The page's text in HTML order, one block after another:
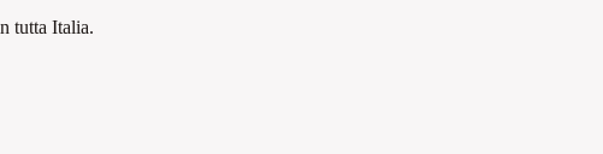
tutta Italia.